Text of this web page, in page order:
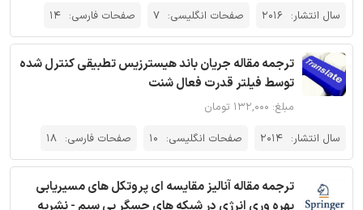
سال انتشار: 2016 صفحات انگلیسی: 7 صفحات فارسی: 14
ترجمه مقاله جریان باند هیسترزیس تطبیقی کنترل شده
توسط فیلتر قدرت فعال شنت
مبلغ: ۱۳۲,۰۰۰ تومان
سال انتشار: 2014 صفحات انگلیسی: 10 صفحات فارسی: 18
ترجمه مقاله آنالیز مقایسه ای پروتکل های مسیریابی